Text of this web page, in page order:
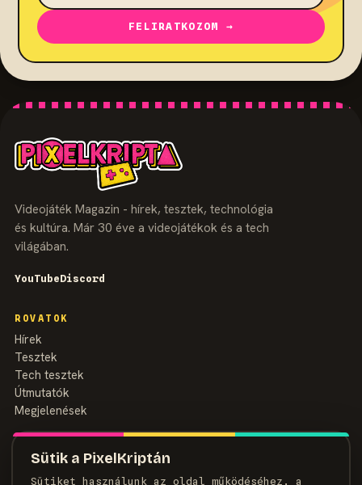
Sütik a PixelKriptán
Sütiket használunk az oldal működéséhez, a
FELIRATKOZOM →
Videojáték Magazin - hírek, tesztek, technológia
és kultúra. Már 30 éve a videojátékok és a tech
világában.
YouTubeDiscord
ROVATOK
Hírek
Tesztek
Tech tesztek
Útmutatók
Megjelenések
MAGAZIN